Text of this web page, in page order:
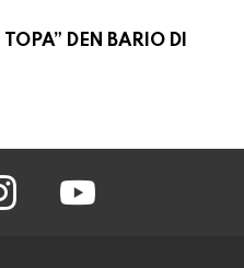
DEN BARIO DI
instagram youtube